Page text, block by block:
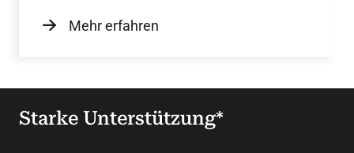
Mehr erfahren
Starke Unterstützung*